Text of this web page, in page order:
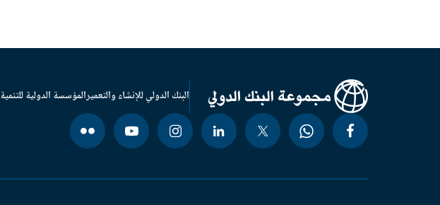
البنك الدولي للإنشاء والتعميرالمؤسسة الدولية للتنمية